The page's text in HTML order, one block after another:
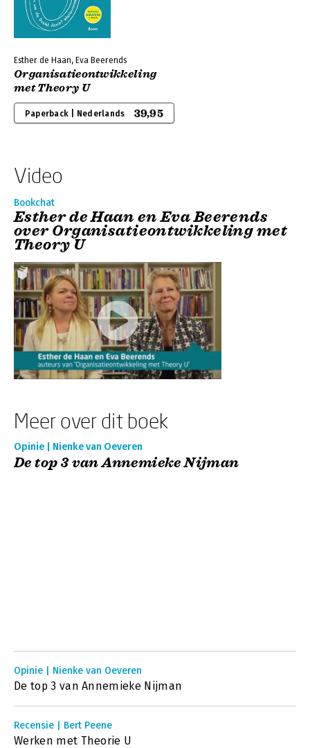
Esther de Haan, Eva Beerends
Organisatieontwikkeling
met Theory U
Paperback | Nederlands 39,95
Video
Bookchat
Esther de Haan en Eva Beerends
over Organisatieontwikkeling met
Theory U
Meer over dit boek
Opinie | Nienke van Oeveren
De top 3 van Annemieke Nijman
Opinie | Nienke van Oeveren
De top 3 van Annemieke Nijman
Recensie | Bert Peene
Werken met Theorie U